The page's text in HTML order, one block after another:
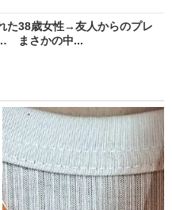
た38歳女性→友人からのプレ
まさかの中...